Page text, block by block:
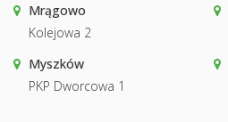
Mrągowo
Kolejowa 2
Myszków
PKP Dworcowa 1